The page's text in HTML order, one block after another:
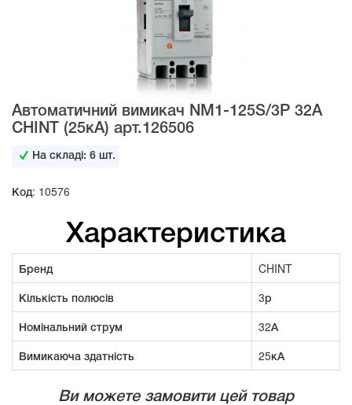
Автоматичний вимикач NM1-125S/3Р 32А
CHINT (25кА) арт.126506
На складі:6 шт.
Код: 10576
Характеристика
Бренд
CHINT
Кількість полюсів
3р
Номінальний струм
32А
Вимикаюча здатність
25кА
Ви можете замовити цей товар